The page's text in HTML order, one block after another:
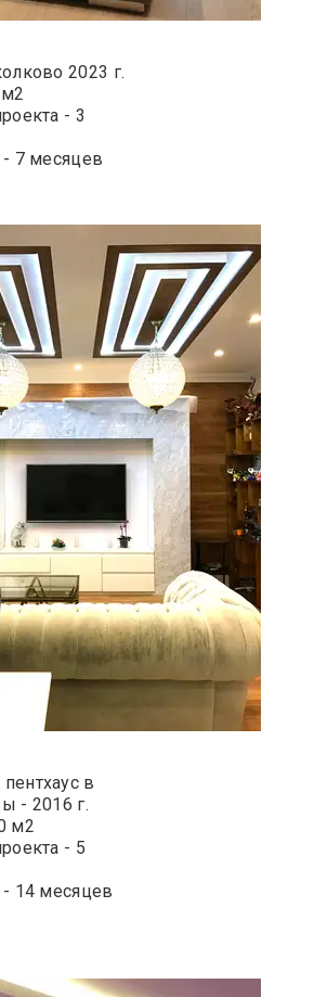
2023 г.
- 3
7 месяцев
в
- 2016 г.
м2
- 5
14 месяцев